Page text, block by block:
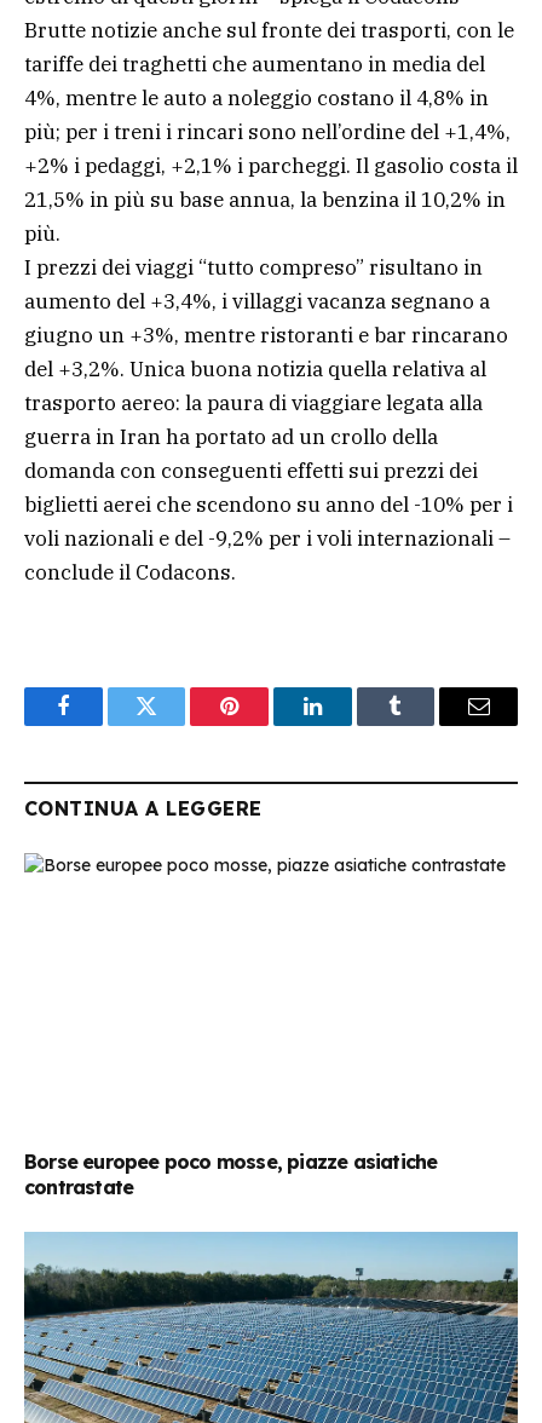
Brutte notizie anche sul fronte dei trasporti, con le
tariffe dei traghetti che aumentano in media del
4%, mentre le auto a noleggio costano il 4,8% in
più; per i treni i rincari sono nell’ordine del +1,4%,
+2% i pedaggi, +2,1% i parcheggi. Il gasolio costa il
21,5% in più su base annua, la benzina il 10,2% in
più.
I prezzi dei viaggi “tutto compreso” risultano in
aumento del +3,4%, i villaggi vacanza segnano a
giugno un +3%, mentre ristoranti e bar rincarano
del +3,2%. Unica buona notizia quella relativa al
trasporto aereo: la paura di viaggiare legata alla
guerra in Iran ha portato ad un crollo della
domanda con conseguenti effetti sui prezzi dei
biglietti aerei che scendono su anno del -10% per i
voli nazionali e del -9,2% per i voli internazionali –
conclude il Codacons.
FacebookTwitter Pinterest LinkedInTumblr Email
CONTINUA A LEGGERE
Borse europee poco mosse, piazze asiatiche
contrastate